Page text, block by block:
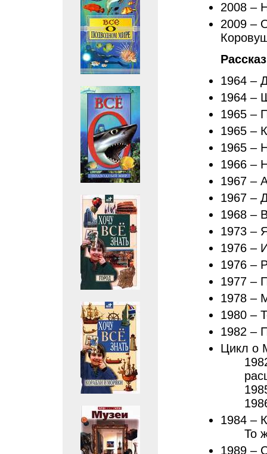
2008 –
2009 –
1964 –
1964 –
1965 –
1965 –
1965 –
1966 –
1967 –
1967 –
1968 –
1973 –
1976 –
1976 –
1977 –
1978 –
1980 –
1982 –
Цикл о
1984 –
То
1989 –